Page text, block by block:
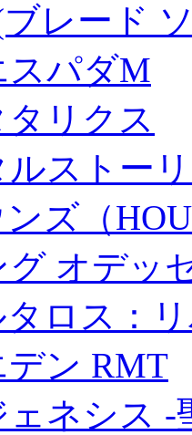
ブレード
スパダM
リクス
ストー
ズ（
オデッ
ロス：
ン RMT
ェネシス